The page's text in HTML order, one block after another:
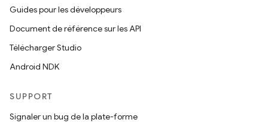
Guides pour les développeurs
Document de référence sur les API
Télécharger Studio
Android NDK
SUPPORT
Signaler un bug de la plate-forme